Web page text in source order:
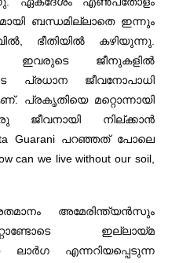
ബന്ധമില്ലാതെ ഇന്നും
ഭീതിയില്‍ കഴിയുന്നു.
ഇവരുടെ ജീനുകളില്‍
പ്രധാന ജീവനോപാധി
പ്രകൃതിയെ മറ്റൊന്നായി
നില്ക്കാന്‍
Guarani പറഞ്ഞത് പോലെ
can we live without our soil,
അമേരിന്ത്യന്‍സും
ഇല്ലായ്മ
ലാര്‍ഗ എന്നറിയപ്പെടുന്ന